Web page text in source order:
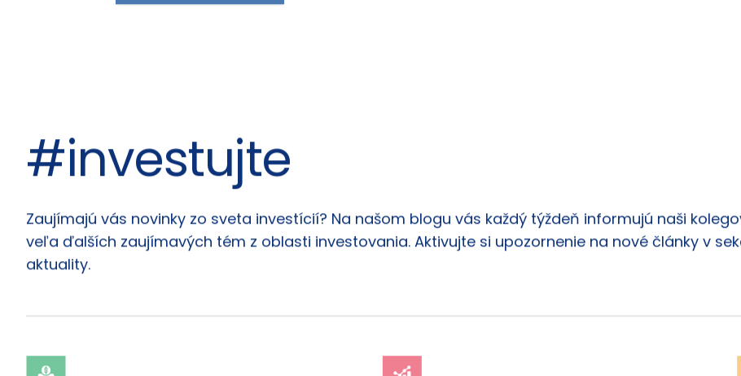
#investujte
Články
Zaujímajú vás novinky zo sveta investícií? Na našom blogu vás každý týždeň informujú naši
veľa ďalších zaujímavých tém z oblasti investovania. Aktivujte si upozornenie na nové články v
aktuality.